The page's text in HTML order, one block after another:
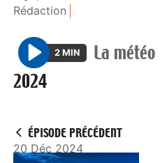
Rédaction
P
l
2 MIN La météo
2024
ÉPISODE PRÉCÉDENT
20 Déc 2024